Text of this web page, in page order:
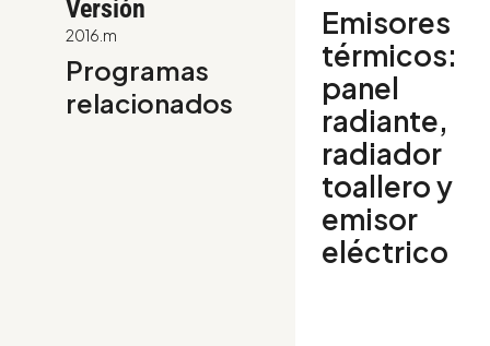
Versión
2016.m
Programas
relacionados
Emisores
térmicos:
panel
radiante,
radiador
toallero y
emisor
eléctrico